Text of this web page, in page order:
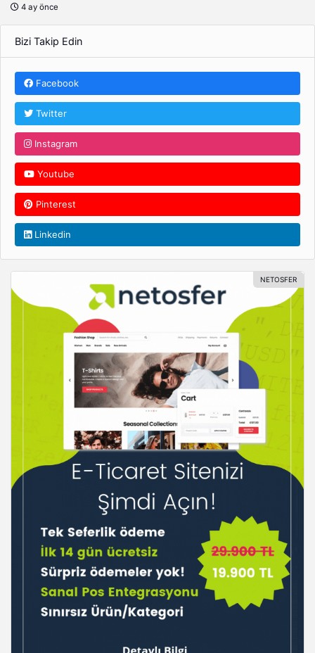
4 ay önce
Bizi Takip Edin
Facebook
Twitter
Instagram
Youtube
Pinterest
Linkedin